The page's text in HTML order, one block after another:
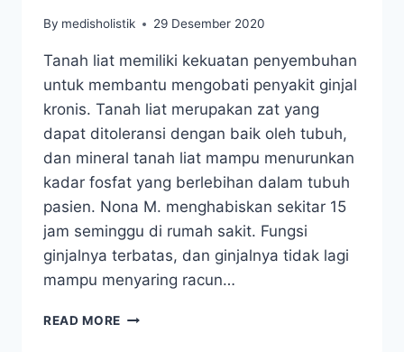
By medisholistik 29 Desember 2020
Tanah liat memiliki kekuatan penyembuhan
untuk membantu mengobati penyakit ginjal
kronis. Tanah liat merupakan zat yang
dapat ditoleransi dengan baik oleh tubuh,
dan mineral tanah liat mampu menurunkan
kadar fosfat yang berlebihan dalam tubuh
pasien. Nona M. menghabiskan sekitar 15
jam seminggu di rumah sakit. Fungsi
ginjalnya terbatas, dan ginjalnya tidak lagi
mampu menyaring racun…
READ MORE MENGOBATI